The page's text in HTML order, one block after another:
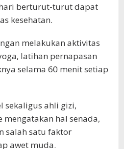
berturut-turut dapat
kesehatan.
melakukan aktivitas
latihan pernapasan
selama 60 menit setiap
sekaligus ahli gizi,
mengatakan hal senada,
salah satu faktor
awet muda.